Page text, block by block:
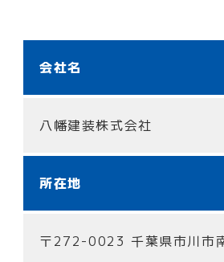
会社名
八幡建装株式会社
所在地
〒272-0023 千葉県市川市